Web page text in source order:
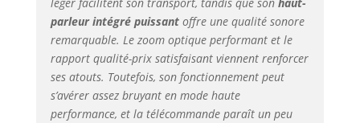
application
iProjection1,
fonction de
partage d’écran,
fonction
modérateur
parleur intégré puissantoffre une qualité sonore
remarquable. Le zoom optique performant et le
rapport qualité-prix satisfaisant viennent renforcer
ses atouts. Toutefois, son fonctionnement peut
s’avérer assez bruyant en mode haute
performance, et la télécommande paraît un peu